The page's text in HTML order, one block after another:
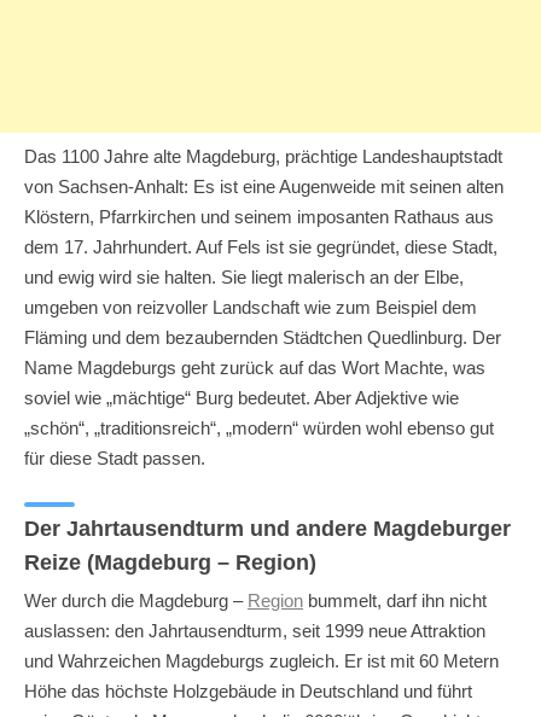
Das 1100 Jahre alte Magdeburg, prächtige Landeshauptstadt
von Sachsen-Anhalt: Es ist eine Augenweide mit seinen alten
Klöstern, Pfarrkirchen und seinem imposanten Rathaus aus
dem 17. Jahrhundert. Auf Fels ist sie gegründet, diese Stadt,
und ewig wird sie halten. Sie liegt malerisch an der Elbe,
umgeben von reizvoller Landschaft wie zum Beispiel dem
Fläming und dem bezaubernden Städtchen Quedlinburg. Der
Name Magdeburgs geht zurück auf das Wort Machte, was
soviel wie „mächtige“ Burg bedeutet. Aber Adjektive wie
„schön“, „traditionsreich“, „modern“ würden wohl ebenso gut
für diese Stadt passen.
Der Jahrtausendturm und andere Magdeburger
Reize (Magdeburg – Region)
Wer durch die Magdeburg – Region bummelt, darf ihn nicht
auslassen: den Jahrtausendturm, seit 1999 neue Attraktion
und Wahrzeichen Magdeburgs zugleich. Er ist mit 60 Metern
Höhe das höchste Holzgebäude in Deutschland und führt